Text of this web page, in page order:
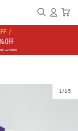
1 /15